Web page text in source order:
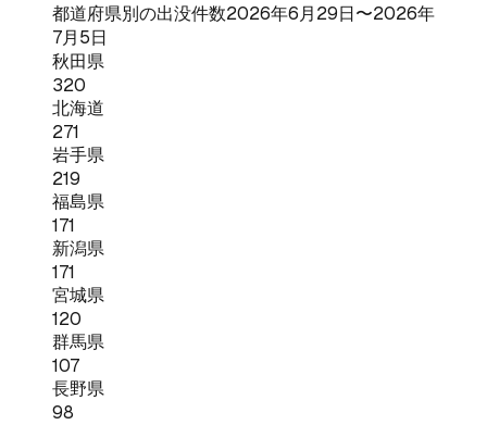
都道府県別の出没件数2026年6月29日〜2026年
7月5日
秋田県
320
北海道
271
岩手県
219
福島県
171
新潟県
171
宮城県
120
群馬県
107
長野県
98